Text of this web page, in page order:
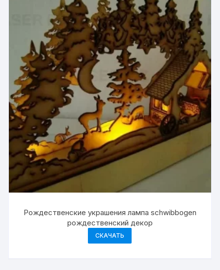
Рождественские украшения лампа schwibbogen
рождественский декор
СКАЧАТЬ